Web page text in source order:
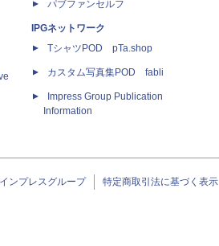
パブファンセルフ
IPGネットワーク
TシャツPOD pTa.shop
カスタム写真集POD fabli
Impress Group Publication
Information
インプレスグループ 特定商取引法に基づく表示